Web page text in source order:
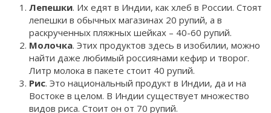
Лепешки. Их едят в Индии, как хлеб в России. Стоят
лепешки в обычных магазинах 20 рупий, а в
раскрученных пляжных шейках – 40-60 рупий.
Молочка. Этих продуктов здесь в изобилии, можно
найти даже любимый россиянами кефир и творог.
Литр молока в пакете стоит 40 рупий.
Рис. Это национальный продукт в Индии, да и на
Востоке в целом. В Индии существует множество
видов риса. Стоит он от 70 рупий.